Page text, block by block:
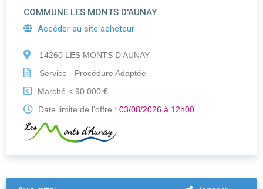
COMMUNE LES MONTS D'AUNAY
Accéder au site acheteur
14260 LES MONTS D'AUNAY
Service - Procédure Adaptée
€
Marché < 90 000 €
Date limite de l'offre : 03/08/2026 à 12h00